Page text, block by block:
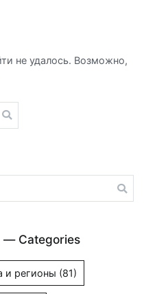
не удалось. Возможно,
— Categories
и регионы (81)